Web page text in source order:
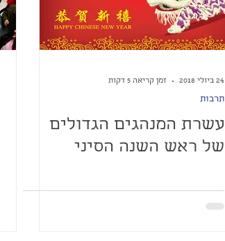
24 ביולי 2018 זמן קריאה 5 דקות
תרבות
עשרת המנהגים הגדולים
של ראש השנה הסיני